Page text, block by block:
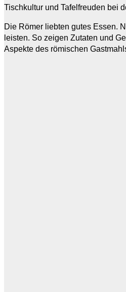
Tischkultur und Tafelfreuden bei
Die Römer liebten gutes Essen.
leisten. So zeigen Zutaten und
Aspekte des römischen